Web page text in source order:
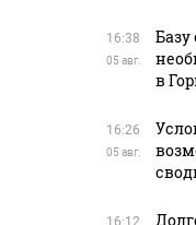
16:38
05 авг.
Базу
в
16:26
05 авг.
16:12